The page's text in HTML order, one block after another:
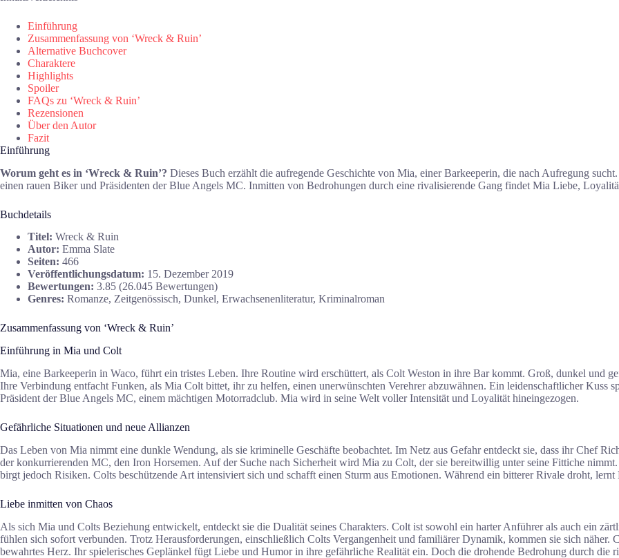
Einführung
Zusammenfassung von ‘Wreck & Ruin’
Alternative Buchcover
Charaktere
Highlights
Spoiler
FAQs zu ‘Wreck & Ruin’
Rezensionen
Über den Autor
Fazit
Einführung
Worum geht es in ‘Wreck & Ruin’? Dieses Buch erzählt die aufregende Geschichte von Mia, einer Barkeeperin, die nach Aufregung
einen rauen Biker und Präsidenten der Blue Angels MC. Inmitten von Bedrohungen durch eine rivalisierende Gang findet Mia Liebe,
Buchdetails
Titel: Wreck & Ruin
Autor: Emma Slate
Seiten: 466
Veröffentlichungsdatum: 15. Dezember 2019
Bewertungen: 3.85 (26.045 Bewertungen)
Genres: Romanze, Zeitgenössisch, Dunkel, Erwachsenenliteratur, Kriminalroman
Zusammenfassung von ‘Wreck & Ruin’
Einführung in Mia und Colt
Mia, eine Barkeeperin in Waco, führt ein tristes Leben. Ihre Routine wird erschüttert, als Colt Weston in ihre Bar kommt. Groß, dunkel und
Ihre Verbindung entfacht Funken, als Mia Colt bittet, ihr zu helfen, einen unerwünschten Verehrer abzuwähnen. Ein leidenschaftlicher Kuss
Präsident der Blue Angels MC, einem mächtigen Motorradclub. Mia wird in seine Welt voller Intensität und Loyalität hineingezogen.
Gefährliche Situationen und neue Allianzen
Das Leben von Mia nimmt eine dunkle Wendung, als sie kriminelle Geschäfte beobachtet. Im Netz aus Gefahr entdeckt sie, dass ihr Chef
der konkurrierenden MC, den Iron Horsemen. Auf der Suche nach Sicherheit wird Mia zu Colt, der sie bereitwillig unter seine Fittiche
birgt jedoch Risiken. Colts beschützende Art intensiviert sich und schafft einen Sturm aus Emotionen. Während ein bitterer Rivale droht,
Liebe inmitten von Chaos
Als sich Mia und Colts Beziehung entwickelt, entdeckt sie die Dualität seines Charakters. Colt ist sowohl ein harter Anführer als auch ein
fühlen sich sofort verbunden. Trotz Herausforderungen, einschließlich Colts Vergangenheit und familiärer Dynamik, kommen sie sich näher.
bewahrtes Herz. Ihr spielerisches Geplänkel fügt Liebe und Humor in ihre gefährliche Realität ein. Doch die drohende Bedrohung durch